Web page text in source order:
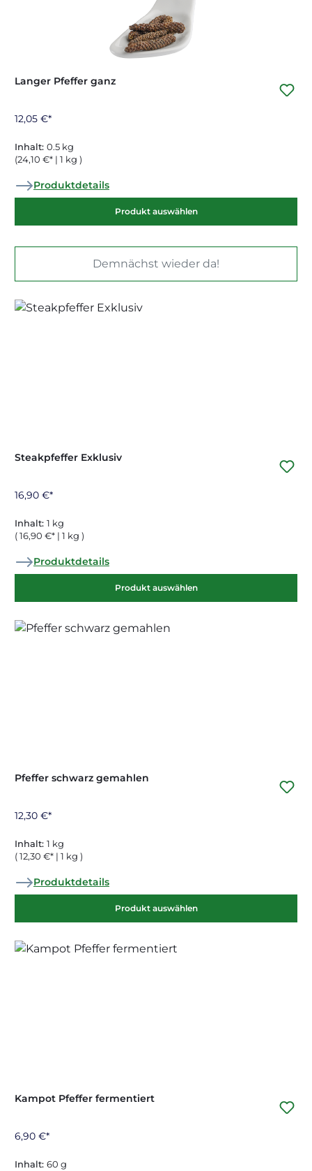
Langer Pfeffer ganz
12,05 €*
Inhalt: 0.5 kg
(24,10 €* | 1 kg )
Produktdetails
Produkt auswählen
Demnächst wieder da!
Steakpfeffer Exklusiv
16,90 €*
Inhalt: 1 kg
( 16,90 €* | 1 kg )
Produktdetails
Produkt auswählen
Pfeffer schwarz gemahlen
12,30 €*
Inhalt: 1 kg
( 12,30 €* | 1 kg )
Produktdetails
Produkt auswählen
Kampot Pfeffer fermentiert
6,90 €*
Inhalt: 60 g